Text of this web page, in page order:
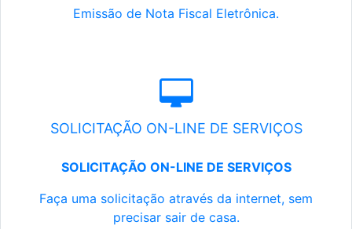
Emissão de Nota Fiscal Eletrônica.
SOLICITAÇÃO ON-LINE DE SERVIÇOS
SOLICITAÇÃO ON-LINE DE SERVIÇOS
Faça uma solicitação através da internet, sem
precisar sair de casa.